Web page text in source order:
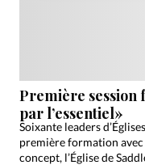
Première session
par l’essentiel»
Soixante leaders
première formation avec
concept, l’Église de